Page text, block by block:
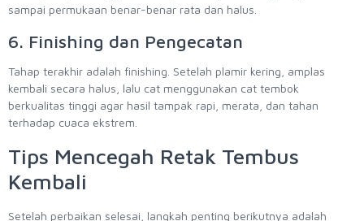
sampai permukaan benar-benar rata dan halus.
6. Finishing dan Pengecatan
Tahap terakhir adalah finishing. Setelah plamir kering, amplas
kembali secara halus, lalu cat menggunakan cat tembok
berkualitas tinggi agar hasil tampak rapi, merata, dan tahan
terhadap cuaca ekstrem.
Tips Mencegah Retak Tembus
Kembali
Setelah perbaikan selesai, langkah penting berikutnya adalah